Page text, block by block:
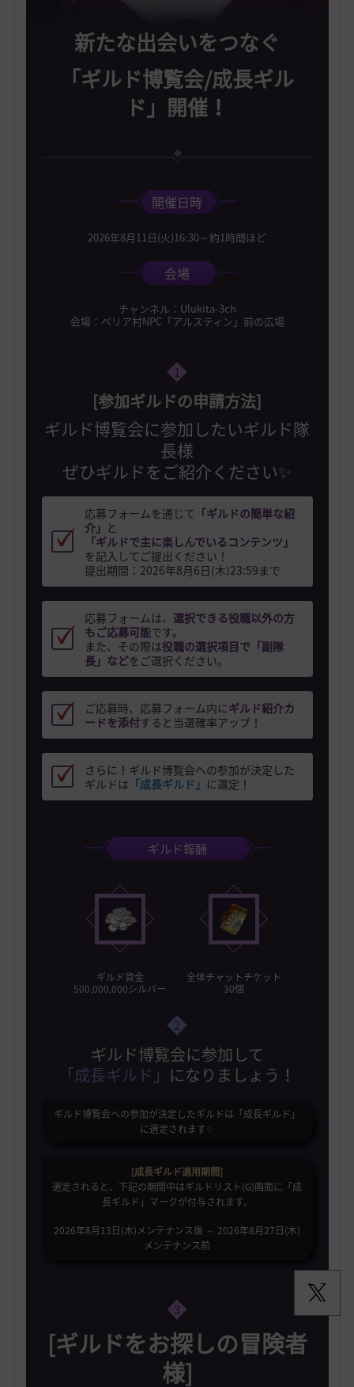
新たな出会いをつなぐ
「ギルド博覧会/成長ギル
ド」開催！
開催日時
2026年8月11日(火)16:30～約1時間ほど
会場
チャンネル：Ulukita-3ch
会場：べリア村NPC「アルスティン」前の広場
1
[参加ギルドの申請方法]
ギルド博覧会に参加したいギルド隊
長様
ぜひギルドをご紹介ください✨
応募フォームを通じて 「ギルドの簡単な紹
介」 と
「ギルドで主に楽しんでいるコンテンツ」
を記入してご提出ください！
提出期間：2026年8月6日(木)23:59まで
応募フォームは、 選択できる役職以外の方
もご応募可能です。
また、その際は役職の選択項目で「副隊
長」などをご選択ください。
ご応募時、応募フォーム内にギルド紹介カ
ードを添付すると当選確率アップ！
さらに！ギルド博覧会への参加が決定した
ギルドは 「成長ギルド」 に選定！
ギルド報酬
ギルド資金
500,000,000シルバー
全体チャットチケット
30個
2
ギルド博覧会に参加して
「成長ギルド」 になりましょう！
ギルド博覧会への参加が決定したギルドは「成長ギルド」
に選定されます✨️
[成長ギルド適用期間]
選定されると、下記の期間中はギルドリスト(G)画面に「成
長ギルド」マークが付与されます。
2026年8月13日(木)メンテナンス後 ～ 2026年8月27日(木)
メンテナンス前
3
[ギルドをお探しの冒険者
様]